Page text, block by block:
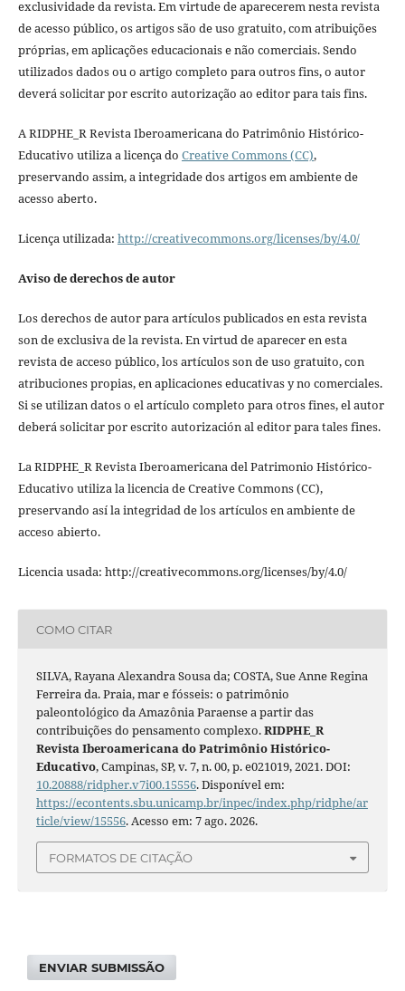
exclusividade da revista. Em virtude de aparecerem nesta revista
de acesso público, os artigos são de uso gratuito, com atribuições
próprias, em aplicações educacionais e não comerciais. Sendo
utilizados dados ou o artigo completo para outros fins, o autor
deverá solicitar por escrito autorização ao editor para tais fins.
A RIDPHE_R Revista Iberoamericana do Patrimônio Histórico-
Educativo utiliza a licença do Creative Commons (CC),
preservando assim, a integridade dos artigos em ambiente de
acesso aberto.
Licença utilizada: http://creativecommons.org/licenses/by/4.0/
Aviso de derechos de autor
Los derechos de autor para artículos publicados en esta revista
son de exclusiva de la revista. En virtud de aparecer en esta
revista de acceso público, los artículos son de uso gratuito, con
atribuciones propias, en aplicaciones educativas y no comerciales.
Si se utilizan datos o el artículo completo para otros fines, el autor
deberá solicitar por escrito autorización al editor para tales fines.
La RIDPHE_R Revista Iberoamericana del Patrimonio Histórico-
Educativo utiliza la licencia de Creative Commons (CC),
preservando así la integridad de los artículos en ambiente de
acceso abierto.
Licencia usada: http://creativecommons.org/licenses/by/4.0/
COMO CITAR
SILVA, Rayana Alexandra Sousa da; COSTA, Sue Anne Regina
Ferreira da. Praia, mar e fósseis: o patrimônio
paleontológico da Amazônia Paraense a partir das
contribuições do pensamento complexo.RIDPHE_R
Revista Iberoamericana do Patrimônio Histórico-
Educativo, Campinas, SP, v. 7, n. 00, p. e021019, 2021. DOI:
10.20888/ridpher.v7i00.15556. Disponível em:
https://econtents.sbu.unicamp.br/inpec/index.php/ridphe/ar
ticle/view/15556. Acesso em: 7 ago. 2026.
FORMATOS DE CITAÇÃO
ENVIAR SUBMISSÃO